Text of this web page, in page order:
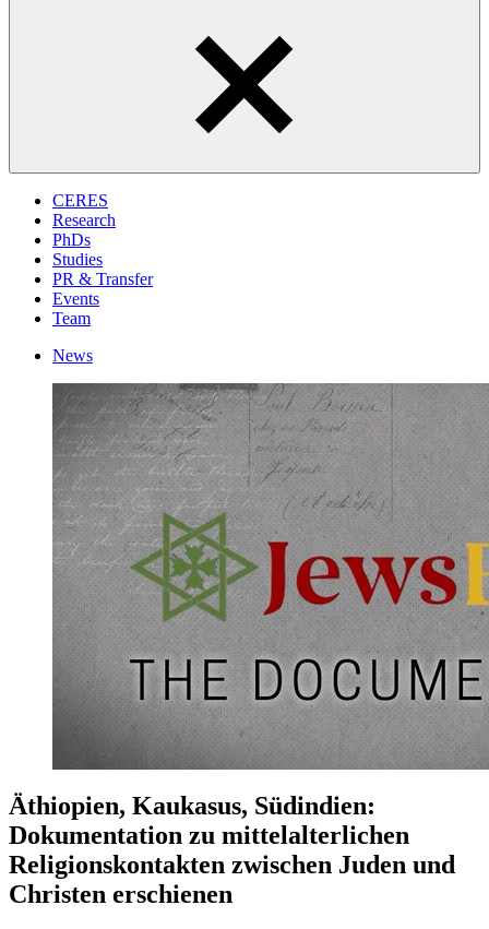
CERES
Research
PhDs
Studies
PR & Transfer
Events
Team
News
Äthiopien, Kaukasus, Südindien:
Dokumentation zu mittelalterlichen
Religionskontakten zwischen Juden und
Christen erschienen